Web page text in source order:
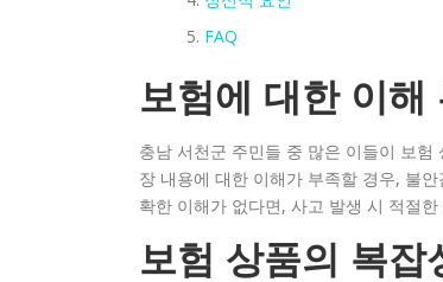
FAQ
보험에 대한 이해
충남 서천군 주민들 중 많은 이들이 보
장 내용에 대한 이해가 부족할 경우, 불
확한 이해가 없다면, 사고 발생 시 적절
보험 상품의 복잡